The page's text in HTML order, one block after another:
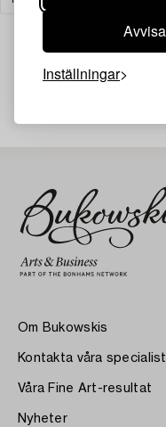
Inställningar
Din sökning
Om Bukowskis
Kontakta våra
Våra Fine Art-resultat
Nyheter